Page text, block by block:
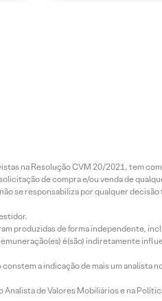
na Resolução CVM 20/2021, tem
de compra e/ou venda de
se responsabiliza por qualquer decisão
produzidas de forma independente,
é(são) indiretamente
a indicação de mais um analista
de Valores Mobiliários e na